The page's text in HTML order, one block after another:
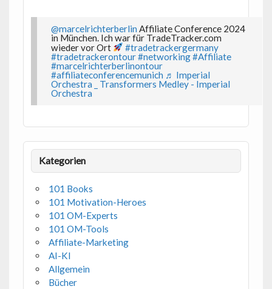
@marcelrichterberlin Affiliate Conference 2024
in München. Ich war für TradeTracker.com
wieder vor Ort
#tradetrackergermany
#tradetrackerontour#networking#Affiliate
#marcelrichterberlinontour
#affiliateconferencemunich ♬ Imperial
Orchestra _ Transformers Medley - Imperial
Orchestra
Kategorien
101 Books
101 Motivation-Heroes
101 OM-Experts
101 OM-Tools
Affiliate-Marketing
AI-KI
Allgemein
Bücher